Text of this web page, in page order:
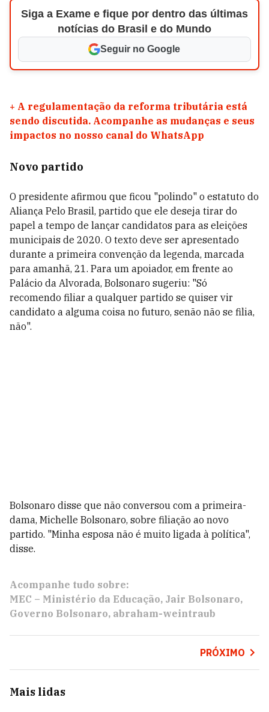
Siga a Exame e fique por dentro das últimas
notícias do Brasil e do Mundo
Seguir no Google
+ A regulamentação da reforma tributária está
sendo discutida. Acompanhe as mudanças e seus
impactos no nosso canal do WhatsApp
Novo partido
O presidente afirmou que ficou "polindo" o estatuto do
Aliança Pelo Brasil, partido que ele deseja tirar do
papel a tempo de lançar candidatos para as eleições
municipais de 2020. O texto deve ser apresentado
durante a primeira convenção da legenda, marcada
para amanhã, 21. Para um apoiador, em frente ao
Palácio da Alvorada, Bolsonaro sugeriu: "Só
recomendo filiar a qualquer partido se quiser vir
candidato a alguma coisa no futuro, senão não se filia,
não".
Bolsonaro disse que não conversou com a primeira-
dama, Michelle Bolsonaro, sobre filiação ao novo
partido. "Minha esposa não é muito ligada à política",
disse.
Acompanhe tudo sobre:
MEC – Ministério da Educação Jair Bolsonaro
Governo Bolsonaro abraham-weintraub
PRÓXIMO
Mais lidas